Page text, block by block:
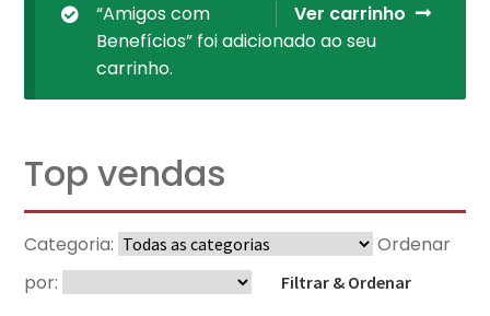
Ver carrinho
“Amigos com
Benefícios” foi adicionado ao seu
carrinho.
Top vendas
Categoria:
Ordenar
por:
Filtrar & Ordenar